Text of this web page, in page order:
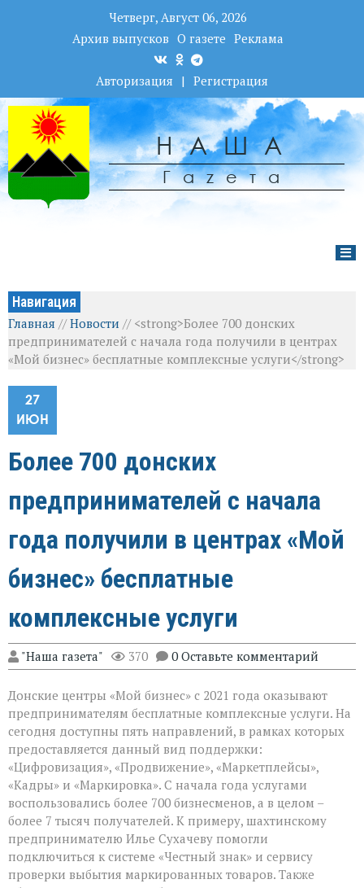
Четверг, Август 06, 2026
Архив выпусков О газете Реклама
Авторизация | Регистрация
НАША
Гаzета
Навигация
Главная //Новости // <strong>Более 700 донских
предпринимателей с начала года получили в центрах
«Мой бизнес» бесплатные комплексные услуги</strong>
27
ИЮН
Более 700 донских
предпринимателей с начала
года получили в центрах «Мой
бизнес» бесплатные
комплексные услуги
"Наша газета" 370 0 Оставьте комментарий
Донские центры «Мой бизнес» с 2021 года оказывают
предпринимателям бесплатные комплексные услуги. На
сегодня доступны пять направлений, в рамках которых
предоставляется данный вид поддержки:
«Цифровизация», «Продвижение», «Маркетплейсы»,
«Кадры» и «Маркировка». С начала года услугами
воспользовались более 700 бизнесменов, а в целом –
более 7 тысяч получателей. К примеру, шахтинскому
предпринимателю Илье Сухачеву помогли
подключиться к системе «Честный знак» и сервису
проверки выбытия маркированных товаров. Также